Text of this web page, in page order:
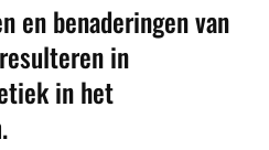
en benaderingen van
in
in het